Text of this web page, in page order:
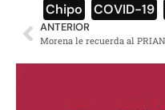
Chipo COVID-19
ANTERIOR